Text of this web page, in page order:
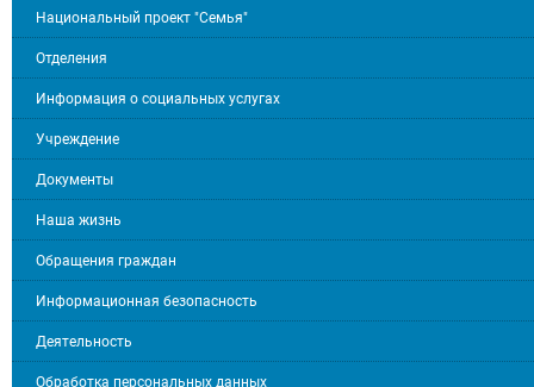
Национальный проект "Семья"
Отделения
Информация о социальных услугах
Учреждение
Документы
Наша жизнь
Обращения граждан
Информационная безопасность
Деятельность
Обработка персональных данных